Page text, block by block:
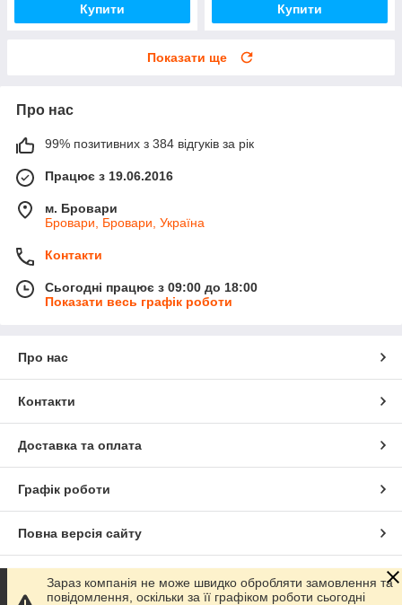
Купити Купити
Показати ще
Про нас
99% позитивних з 384 відгуків за рік
Працює з 19.06.2016
м. Бровари
Бровари, Бровари, Україна
Контакти
Сьогодні працює з 09:00 до 18:00
Показати весь графік роботи
Про нас
Контакти
Доставка та оплата
Графік роботи
Повна версія сайту
Сайт створено на маркетплейсі Prom.ua
Зараз компанія не може швидко обробляти замовлення та
повідомлення, оскільки за її графіком роботи сьогодні